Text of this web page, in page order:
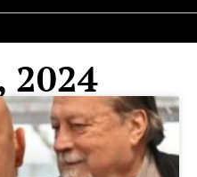
2024